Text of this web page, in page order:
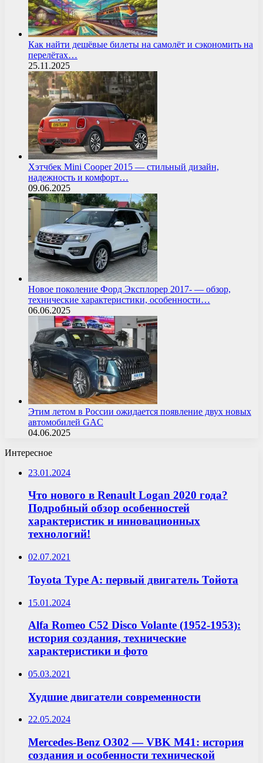
Как найти дешёвые билеты на самолёт и сэкономить на
перелётах…
25.11.2025
Хэтчбек Mini Cooper 2015 — стильный дизайн,
надежность и комфорт…
09.06.2025
Новое поколение Форд Эксплорер 2017- — обзор,
технические характеристики, особенности…
06.06.2025
Этим летом в России ожидается появление двух новых
автомобилей GAC
04.06.2025
Интересное
23.01.2024
Что нового в Renault Logan 2020 года?
Подробный обзор особенностей
характеристик и инновационных
технологий!
02.07.2021
Toyota Type A: первый двигатель Тойота
15.01.2024
Alfa Romeo C52 Disco Volante (1952-1953):
история создания, технические
характеристики и фото
05.03.2021
Худшие двигатели современности
22.05.2024
Mercedes-Benz O302 — VBK M41: история
создания и особенности технической